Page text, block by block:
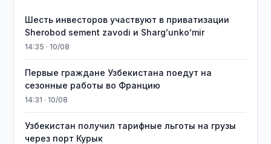
Шесть инвесторов участвуют в приватизации
Sherobod sement zavodi и Shargʻunkoʻmir
14:35 · 10/08
Первые граждане Узбекистана поедут на
сезонные работы во Францию
14:31 · 10/08
Узбекистан получил тарифные льготы на грузы
через порт Курык